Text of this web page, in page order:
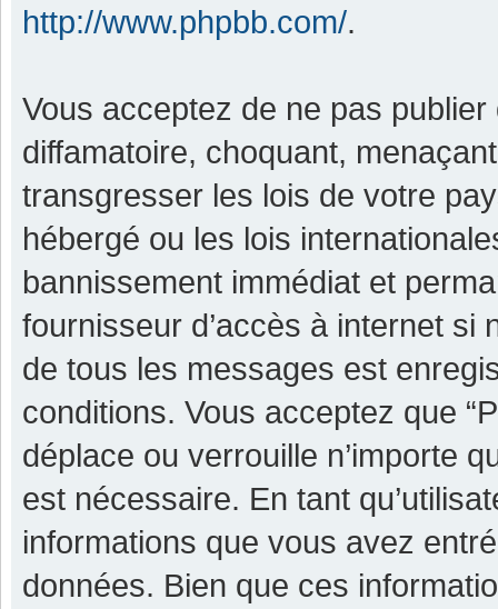
http://www.phpbb.com/.
Vous acceptez de ne pas
diffamatoire, choquant,
transgresser les lois de votre
hébergé ou les lois
bannissement immédiat et
fournisseur d’accès à internet si
de tous les messages est
conditions. Vous acceptez que
déplace ou verrouille n’importe
est nécessaire. En tant
informations que vous avez
données. Bien que ces